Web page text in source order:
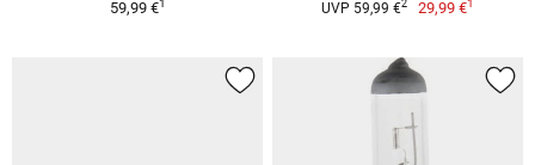
59,99 €1 UVP 59,99 €2 29,99 €1